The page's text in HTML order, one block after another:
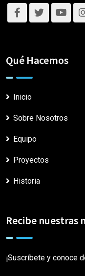
Qué Hacemos
Inicio
Sobre Nosotros
Equipo
Proyectos
Historia
Recibe nuestras
¡Suscríbete y conoce